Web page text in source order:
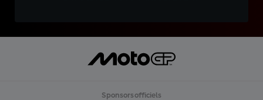
Sponsors officiels